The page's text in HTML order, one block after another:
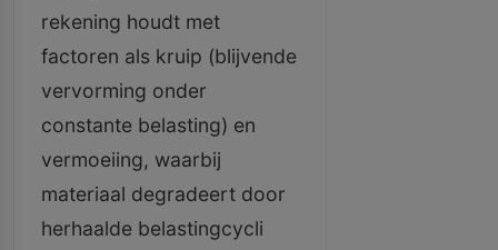
rekening houdt met
factoren als kruip (blijvende
vervorming onder
constante belasting) en
vermoeiing, waarbij
materiaal degradeert door
herhaalde belastingcycli